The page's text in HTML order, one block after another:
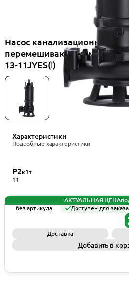
Насос канализационный
перемешивающим
13-11JYES(I)
Характеристики
Подробные характеристики
P2кВт
11
АКТУАЛЬНАЯ ЦЕНА
без артикула
Доступен для заказа
Доставка
Добавить в